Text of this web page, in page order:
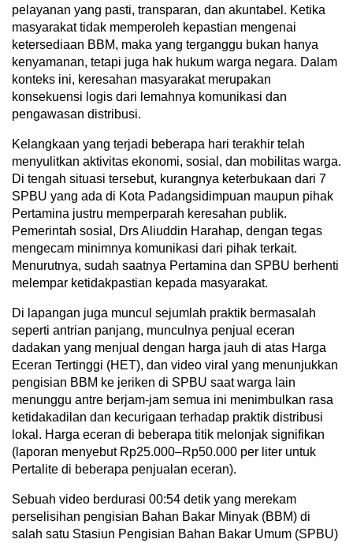
pelayanan yang pasti, transparan, dan akuntabel. Ketika
masyarakat tidak memperoleh kepastian mengenai
ketersediaan BBM, maka yang terganggu bukan hanya
kenyamanan, tetapi juga hak hukum warga negara. Dalam
konteks ini, keresahan masyarakat merupakan
konsekuensi logis dari lemahnya komunikasi dan
pengawasan distribusi.
Kelangkaan yang terjadi beberapa hari terakhir telah
menyulitkan aktivitas ekonomi, sosial, dan mobilitas warga.
Di tengah situasi tersebut, kurangnya keterbukaan dari 7
SPBU yang ada di Kota Padangsidimpuan maupun pihak
Pertamina justru memperparah keresahan publik.
Pemerintah sosial, Drs Aliuddin Harahap, dengan tegas
mengecam minimnya komunikasi dari pihak terkait.
Menurutnya, sudah saatnya Pertamina dan SPBU berhenti
melempar ketidakpastian kepada masyarakat.
Di lapangan juga muncul sejumlah praktik bermasalah
seperti antrian panjang, munculnya penjual eceran
dadakan yang menjual dengan harga jauh di atas Harga
Eceran Tertinggi (HET), dan video viral yang menunjukkan
pengisian BBM ke jeriken di SPBU saat warga lain
menunggu antre berjam-jam semua ini menimbulkan rasa
ketidakadilan dan kecurigaan terhadap praktik distribusi
lokal. Harga eceran di beberapa titik melonjak signifikan
(laporan menyebut Rp25.000–Rp50.000 per liter untuk
Pertalite di beberapa penjualan eceran).
Sebuah video berdurasi 00:54 detik yang merekam
perselisihan pengisian Bahan Bakar Minyak (BBM) di
salah satu Stasiun Pengisian Bahan Bakar Umum (SPBU)